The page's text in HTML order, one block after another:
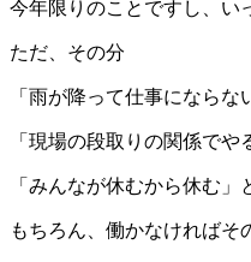
今年限りのことですし、い
ただ、その分
「雨が降って仕事にならな
「現場の段取りの関係で
「みんなが休むから休む
もちろん、働かなければそ